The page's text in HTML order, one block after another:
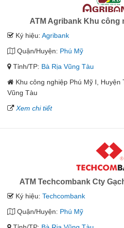
ATM Agribank Khu công
Ký hiệu: Agribank
Quận/Huyện: Phú Mỹ
Tỉnh/TP: Bà Rịa Vũng Tàu
Khu công nghiệp Phú Mỹ I, Huyện
Vũng Tàu
Xem chi tiết
ATM Techcombank Cty
Ký hiệu: Techcombank
Quận/Huyện: Phú Mỹ